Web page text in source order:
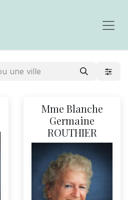
Mme Blanche
Germaine
ROUTHIER